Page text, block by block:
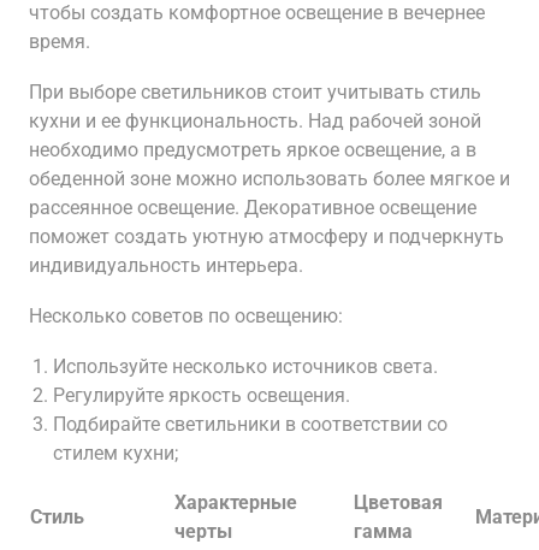
чтобы создать комфортное освещение в вечернее
время.
При выборе светильников стоит учитывать стиль
кухни и ее функциональность. Над рабочей зоной
необходимо предусмотреть яркое освещение, а в
обеденной зоне можно использовать более мягкое и
рассеянное освещение. Декоративное освещение
поможет создать уютную атмосферу и подчеркнуть
индивидуальность интерьера.
Несколько советов по освещению:
Используйте несколько источников света.
Регулируйте яркость освещения.
Подбирайте светильники в соответствии со
стилем кухни;
Стиль
Характерные
черты
Цветовая
гамма